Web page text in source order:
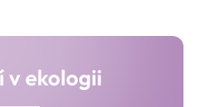
v ekologii